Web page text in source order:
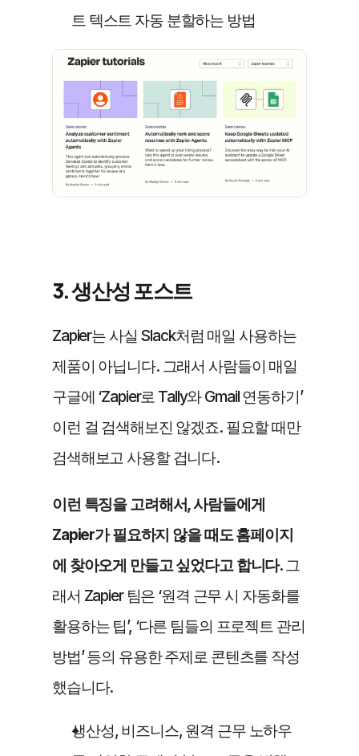
트 텍스트 자동 분할하는 방법
3. 생산성 포스트
Zapier는 사실 Slack처럼 매일 사용하는
제품이 아닙니다. 그래서 사람들이 매일
구글에 ‘Zapier로 Tally와 Gmail 연동하기’
이런 걸 검색해보진 않겠죠. 필요할 때만
검색해보고 사용할 겁니다.
이런 특징을 고려해서, 사람들에게
Zapier가 필요하지 않을 때도 홈페이지
에 찾아오게 만들고 싶었다고 합니다. 그
래서 Zapier 팀은 ‘원격 근무 시 자동화를
활용하는 팁’, ‘다른 팀들의 프로젝트 관리
방법’ 등의 유용한 주제로 콘텐츠를 작성
했습니다.
생산성, 비즈니스, 원격 근무 노하우